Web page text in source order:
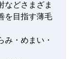
などさまざま
を目指す薄毛
み・めまい・